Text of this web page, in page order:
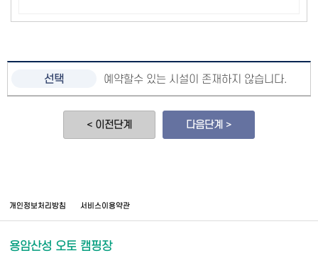
예약할수 있는 시설이 존재하지 않습니다.
< 이전단계 다음단계 >
개인정보처리방침 서비스이용약관
용암산성 오토 캠핑장